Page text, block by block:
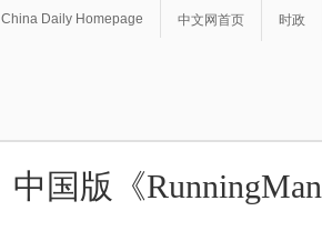
China Daily Homepage 中文网首页 时政
中国版《